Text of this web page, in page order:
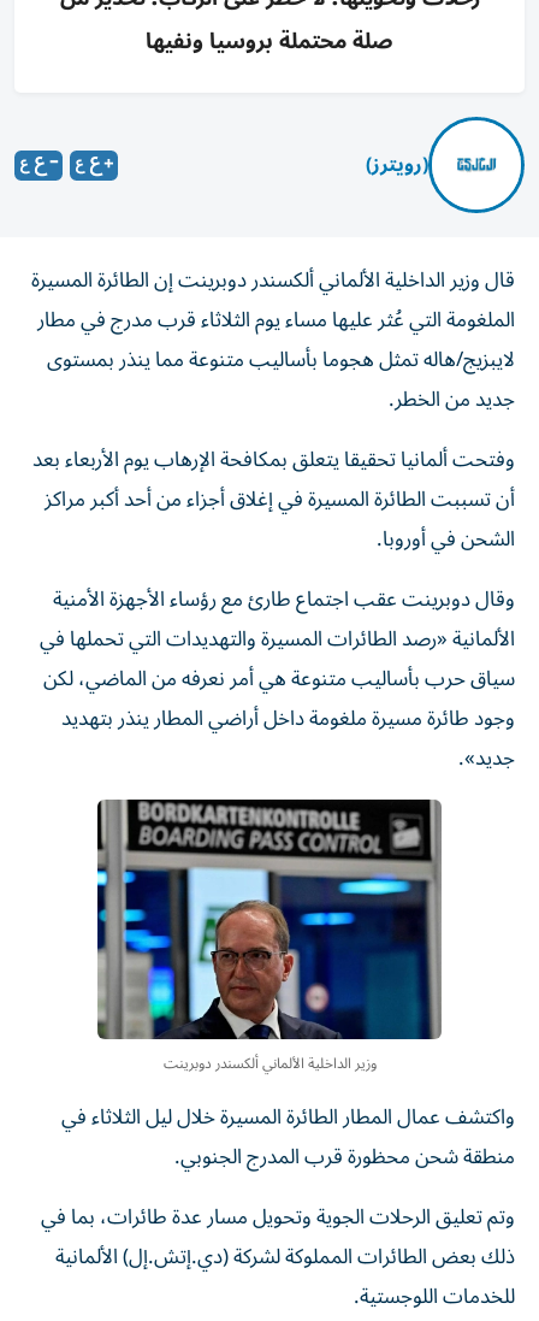
صلة محتملة بروسيا ونفيها
(رويترز)
قال وزير الداخلية الألماني ألكسندر دوبرينت إن الطائرة المسيرة
الملغومة التي عُثر عليها مساء يوم الثلاثاء قرب مدرج في مطار
لايبزيج/هاله تمثل هجوما بأساليب متنوعة مما ​ينذر بمستوى
⁠جديد من الخطر.
وفتحت ألمانيا تحقيقا يتعلق بمكافحة ‌الإرهاب يوم الأربعاء بعد
‌أن تسببت الطائرة المسيرة في إغلاق أجزاء من أحد أكبر مراكز
الشحن في أوروبا.
وقال دوبرينت عقب اجتماع طارئ مع رؤساء الأجهزة الأمنية
الألمانية «رصد الطائرات المسيرة والتهديدات التي تحملها في
سياق حرب بأساليب متنوعة هي ⁠أمر نعرفه من الماضي، لكن
وجود طائرة مسيرة ملغومة داخل أراضي المطار ينذر بتهديد
جديد».
وزير الداخلية الألماني ألكسندر دوبرينت
واكتشف عمال المطار الطائرة المسيرة خلال ليل الثلاثاء في
منطقة شحن محظورة قرب المدرج الجنوبي.
وتم تعليق الرحلات الجوية وتحويل مسار عدة طائرات، بما في
ذلك بعض الطائرات المملوكة لشركة (دي.إتش.إل) ​الألمانية
للخدمات اللوجستية.